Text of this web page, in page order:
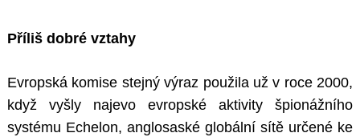
Příliš dobré vztahy
Evropská komise stejný výraz použila už v roce 2000,
když vyšly najevo evropské aktivity špionážního
systému Echelon, anglosaské globální sítě určené ke